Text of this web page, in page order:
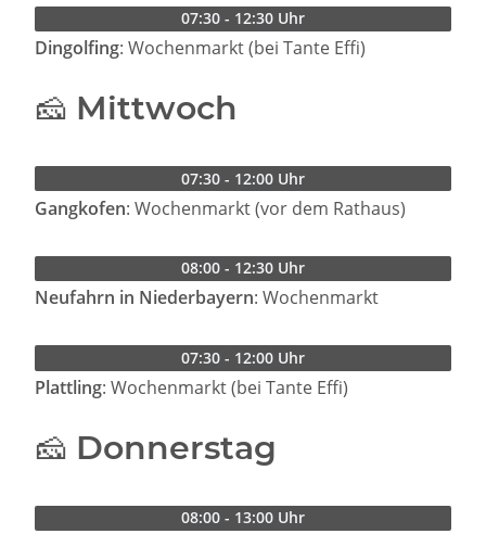
07:30 - 12:30 Uhr
Dingolfing: Wochenmarkt (bei Tante Effi)
🧀 Mittwoch
07:30 - 12:00 Uhr
Gangkofen: Wochenmarkt (vor dem Rathaus)
08:00 - 12:30 Uhr
Neufahrn in Niederbayern: Wochenmarkt
07:30 - 12:00 Uhr
Plattling: Wochenmarkt (bei Tante Effi)
🧀 Donnerstag
08:00 - 13:00 Uhr